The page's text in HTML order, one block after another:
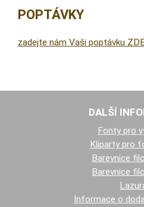
POPTÁVKY
zadejte nám Vaši poptávku
DALŠÍ
Fonty pro
Kliparty pro
Barevnice
Barevnice
Informace o